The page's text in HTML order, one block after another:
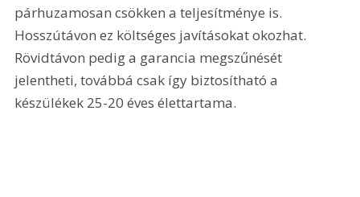
párhuzamosan csökken a teljesítménye is.
Hosszútávon ez költséges javításokat okozhat.
Rövidtávon pedig a garancia megszűnését
jelentheti, továbbá csak így biztosítható a
készülékek 25-20 éves élettartama.